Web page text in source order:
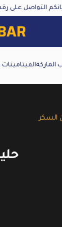
التواصل على
السكر